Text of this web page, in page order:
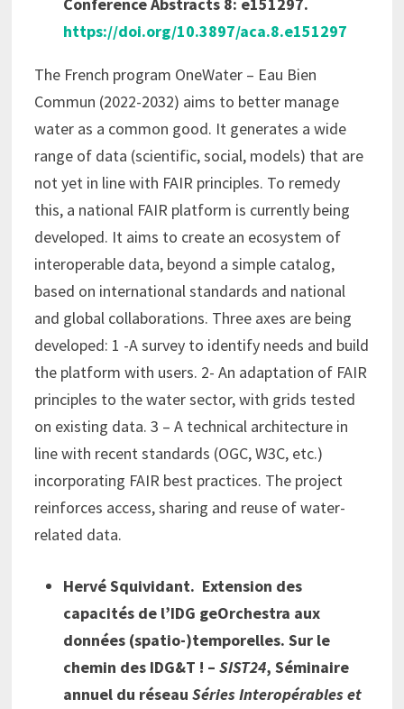
https://doi.org/10.3897/aca.8.e151297
The French program OneWater – Eau Bien
Commun (2022-2032) aims to better manage
water as a common good. It generates a wide
range of data (scientific, social, models) that are
not yet in line with FAIR principles. To remedy
this, a national FAIR platform is currently being
developed. It aims to create an ecosystem of
interoperable data, beyond a simple catalog,
based on international standards and national
and global collaborations. Three axes are being
developed: 1 -A survey to identify needs and build
the platform with users. 2- An adaptation of FAIR
principles to the water sector, with grids tested
on existing data. 3 – A technical architecture in
line with recent standards (OGC, W3C, etc.)
incorporating FAIR best practices. The project
reinforces access, sharing and reuse of water-
related data.
Hervé Squividant. Extension des
capacités de l’IDG geOrchestra aux
données (spatio-)temporelles. Sur le
chemin des IDG&T ! – SIST24, Séminaire
annuel du réseau Séries Interopérables et